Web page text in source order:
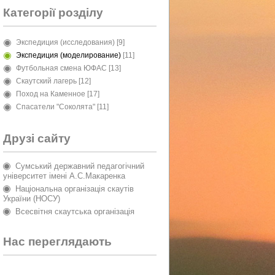
Категорії розділу
Экспедиция (исследования) [9]
Экспедиция (моделирование) [11]
Футбольная смена ЮФАС [13]
Скаутский лагерь [12]
Поход на Каменное [17]
Спасатели "Соколята" [11]
Друзі сайту
Сумський державний педагогічний
університет імені А.С.Макаренка
Національна організація скаутів
України (НОСУ)
Всесвітня скаутська організація
Нас переглядають